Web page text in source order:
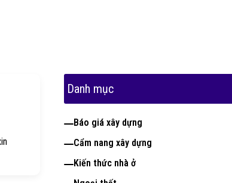
Danh mục
Báo giá xây dựng
Cẩm nang xây dựng
Kiến thức nhà ở